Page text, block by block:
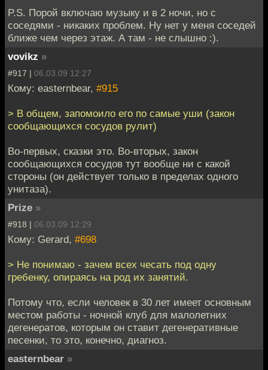
P.S. Порой включаю музыку и в 2 ночи, но с
соседями - никаких проблем. Ну нет у меня соседей
ближе чем через этаж. А там - не слышно :).
vovikz »
#917 | 06.03.09 12:27
Кому: easternbear, #915
> В общем, запомоило его по самые уши (закон
сообщающихся сосудов рулит)
Во-первых, сказки это. Во-вторых, закон
сообщающихся сосудов тут вообще ни с какой
стороны (он действует только в пределах одного
унитаза).
Prize »
#918 | 06.03.09 12:29
Кому: Gerard, #698
> Не понимаю - зачем всех чесать под одну
гребенку, опираясь на род их занятий.
Потому что, если человек в 30 лет имеет основным
местом работы - ночной клуб для малолетних
дегенератов, которым он ставит дегенеративные
песенки, то это, конечно, диагноз.
easternbear »